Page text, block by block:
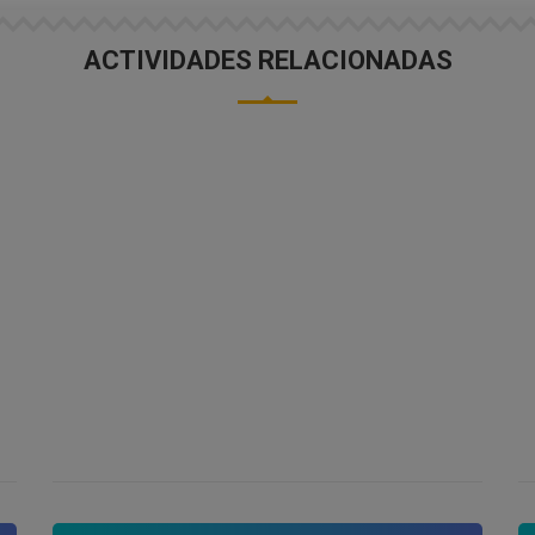
ACTIVIDADES RELACIONADAS